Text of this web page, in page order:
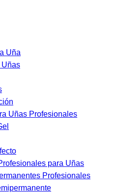
Uña
Uñas
Uñas Profesionales
para Uñas
Profesionales